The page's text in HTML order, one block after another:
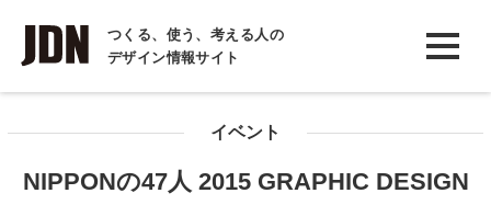
つくる、使う、考える人の
デザイン情報サイト
INTERVIEW
インタビュー
イベント
NIPPONの47人 2015 GRAPHIC DESIGN